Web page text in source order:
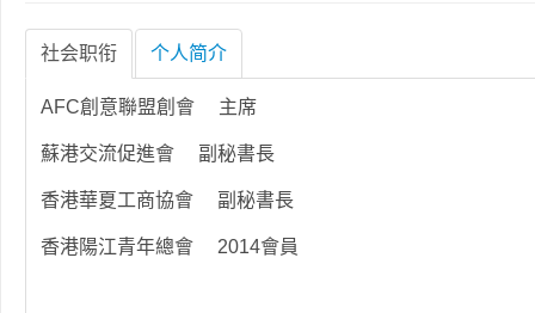
社会职衔 个人简介
AFC創意聯盟創會 主席
蘇港交流促進會 副秘書長
香港華夏工商協會 副秘書長
香港陽江青年總會 2014會員